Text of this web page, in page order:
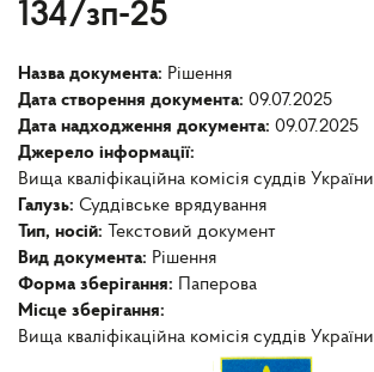
134/зп-25
Назва документа: Рішення
Дата створення документа: 09.07.2025
Дата надходження документа: 09.07.2025
Джерело інформації:
Вища кваліфікаційна комісія суддів України
Галузь: Суддівське врядування
Тип, носій:
Текстовий документ
Вид документа: Рішення
Форма зберігання:
Паперова
Місце зберігання:
Вища кваліфікаційна комісія суддів України